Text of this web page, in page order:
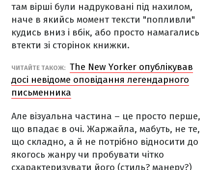
там вірші були надруковані під нахилом,
наче в якийсь момент тексти "попливли"
кудись вниз і вбік, або просто намагались
втекти зі сторінок книжки.
ЧИТАЙТЕ ТАКОЖ: The New Yorker опублікував
досі невідоме оповідання легендарного
письменника
Але візуальна частина – це просто перше,
що впадає в очі. Жаржайла, мабуть, не те,
що складно, а й не потрібно відносити до
якогось жанру чи пробувати чітко
схарактеризувати його (стиль? манеру?)